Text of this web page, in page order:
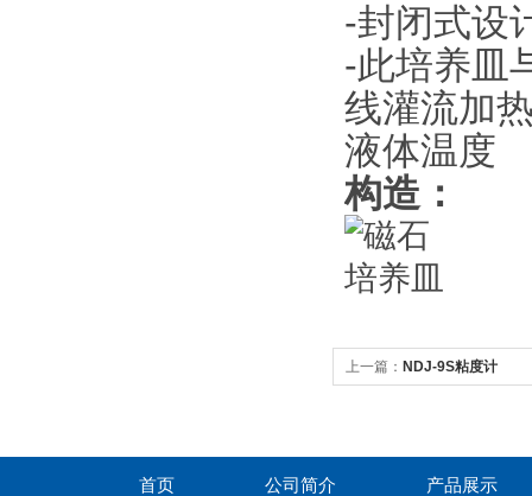
-封闭式设
-此培养皿
线灌流加
液体温度
构造：
上一篇： NDJ-9S粘度计
首页 公司简介 产品展示